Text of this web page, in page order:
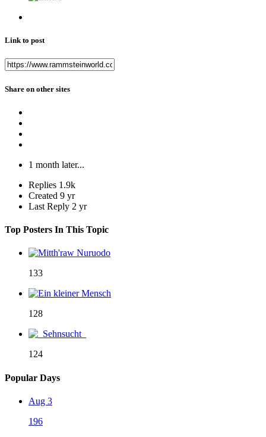
Link to post
Share on other sites
1 month later...
Replies 1.9k
Created 9 yr
Last Reply 2 yr
Top Posters In This Topic
133
128
124
Popular Days
Aug 3
196